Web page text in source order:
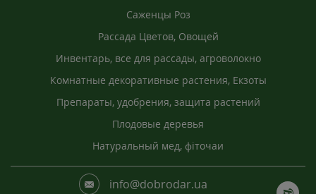
Саженцы Роз
Рассада Цветов, Овощей
Инвентарь, все для рассады, агроволокно
Комнатные декоративные растения, Екзоты
Препараты, удобрения, защита растений
Плодовые деревья
Натуральный мед, фіточаи
info@dobrodar.ua